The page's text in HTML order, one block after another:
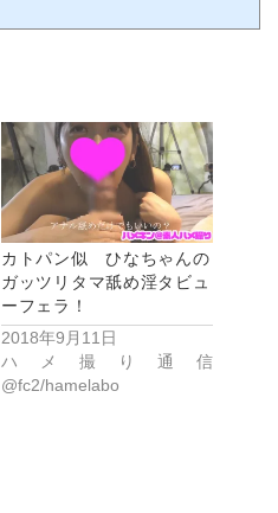
カトパン似 ひなちゃんの
ガッツリタマ舐め淫タビュ
ーフェラ！
2018年9月11日
ハメ撮り通信
@fc2/hamelabo